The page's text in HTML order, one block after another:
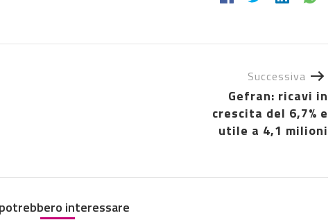
Successiva
Gefran: ricavi in
crescita del 6,7% e
utile a 4,1 milioni
interessare